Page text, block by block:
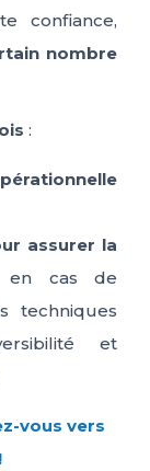
confiance,
nombre
:
assurer la
en cas de
techniques
et
vous vers